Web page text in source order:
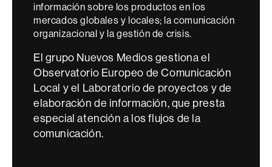
información sobre los productos en los
mercados globales y locales; la comunicación
organizacional y la gestión de crisis.
El grupo Nuevos Medios gestiona el
Observatorio Europeo de Comunicación
Local y el Laboratorio de proyectos y de
elaboración de información, que presta
especial atención a los flujos de la
comunicación.